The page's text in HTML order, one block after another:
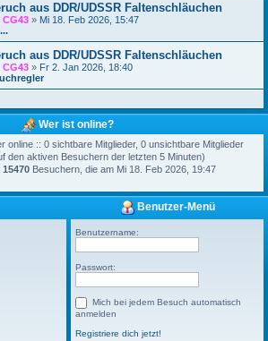
aus DDR/UDSSR Faltenschläuchen
CG43 » Mi 18. Feb 2026, 15:47
aus DDR/UDSSR Faltenschläuchen
CG43 » Fr 2. Jan 2026, 18:40
Wer ist online?
online :: 0 sichtbare Mitglieder, 0 unsichtbare Mitglieder
den aktiven Besuchern der letzten 5 Minuten)
15470 Besuchern, die am Mi 18. Feb 2026, 19:47
Benutzer-Menü
Benutzername:
Passwort:
Mich bei jedem Besuch automatisch
anmelden
Registriere dich jetzt!